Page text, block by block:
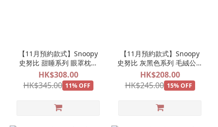
【11月預約款式】Snoopy
史努比 甜睡系列 眼罩枕頭
SNOOPY公仔 娃娃玩偶
HK$308.00
HK$345.00 11% OFF
【11月預約款式】Snoopy
史努比 灰黑色系列 毛絨公仔
掛飾 娃娃玩偶吊飾
HK$208.00
HK$245.00 15% OFF